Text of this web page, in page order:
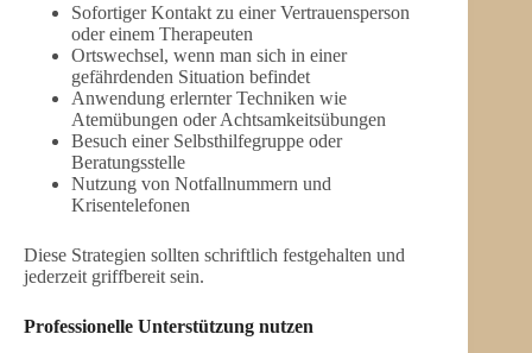
Sofortiger Kontakt zu einer Vertrauensperson
oder einem Therapeuten
Ortswechsel, wenn man sich in einer
gefährdenden Situation befindet
Anwendung erlernter Techniken wie
Atemübungen oder Achtsamkeitsübungen
Besuch einer Selbsthilfegruppe oder
Beratungsstelle
Nutzung von Notfallnummern und
Krisentelefonen
Diese Strategien sollten schriftlich festgehalten und
jederzeit griffbereit sein.
Professionelle Unterstützung nutzen